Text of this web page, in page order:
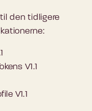
den tidligere
V1.1
V1.1